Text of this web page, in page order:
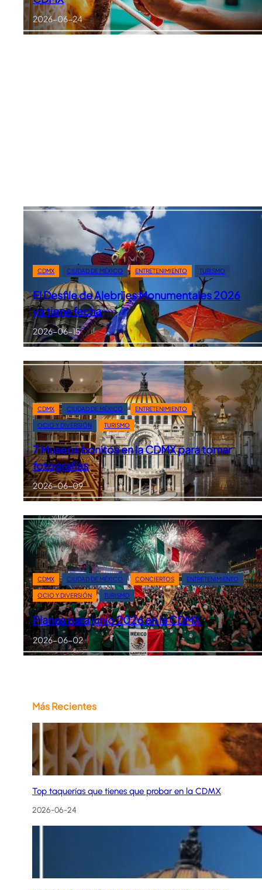
2026-06-24
CDMX CIUDAD DE MÉXICO ENTRETENIMIENTO TURISMO
El Desfile de Alebrijes Monumentales 2026
ya tiene fecha
2026-06-15
CDMX CIUDAD DE MÉXICO ENTRETENIMIENTO
OCIO Y DIVERSIÓN TURISMO
7 Museos bonitos en la CDMX para tomar
fotografías
2026-06-09
CDMX CIUDAD DE MÉXICO CONCIERTOS ENTRETENIMIENTO
OCIO Y DIVERSIÓN TURISMO
Planes para junio 2026 en la CDMX
2026-06-02
Más Recientes
Top taquerías que tienes que probar en la CDMX
2026-06-24